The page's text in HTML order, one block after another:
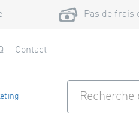
Pas de frais
Contact